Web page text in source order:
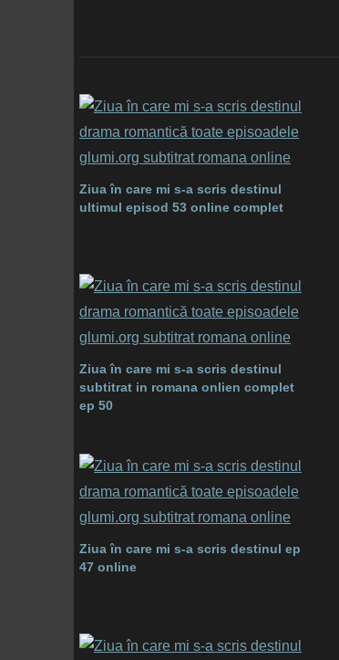
Ziua în care mi s-a scris destinul
ultimul episod 53 online complet
Ziua în care mi s-a scris destinul
subtitrat in romana onlien complet
ep 50
Ziua în care mi s-a scris destinul ep
47 online